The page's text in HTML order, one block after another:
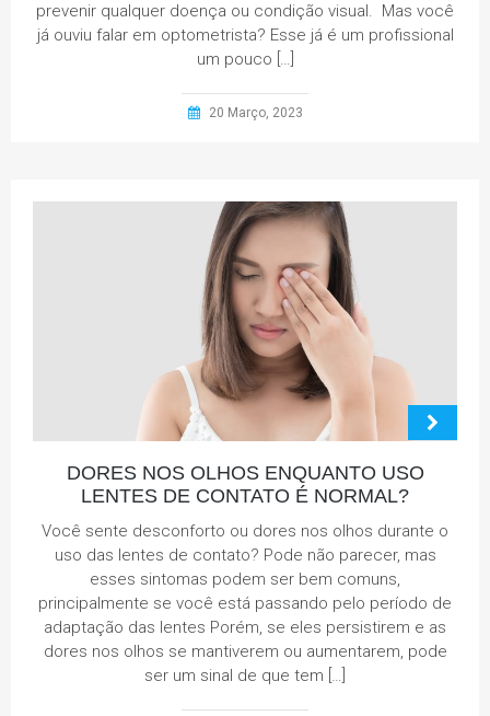
prevenir qualquer doença ou condição visual. Mas você
já ouviu falar em optometrista? Esse já é um profissional
um pouco […]
20 Março, 2023
DORES NOS OLHOS ENQUANTO USO
LENTES DE CONTATO É NORMAL?
Você sente desconforto ou dores nos olhos durante o
uso das lentes de contato? Pode não parecer, mas
esses sintomas podem ser bem comuns,
principalmente se você está passando pelo período de
adaptação das lentes Porém, se eles persistirem e as
dores nos olhos se mantiverem ou aumentarem, pode
ser um sinal de que tem […]